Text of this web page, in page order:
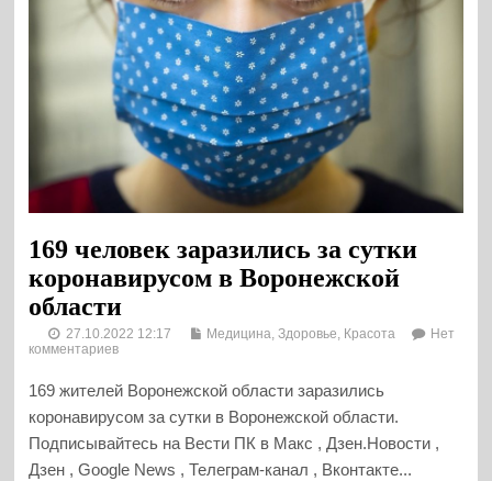
169 человек заразились за сутки
коронавирусом в Воронежской
области
27.10.2022 12:17 Медицина, Здоровье, Красота
Нет
комментариев
169 жителей Воронежской области заразились
коронавирусом за сутки в Воронежской области.
Подписывайтесь на Вести ПК в Макс , Дзен.Новости ,
Дзен , Google News , Телеграм-канал , Вконтакте...